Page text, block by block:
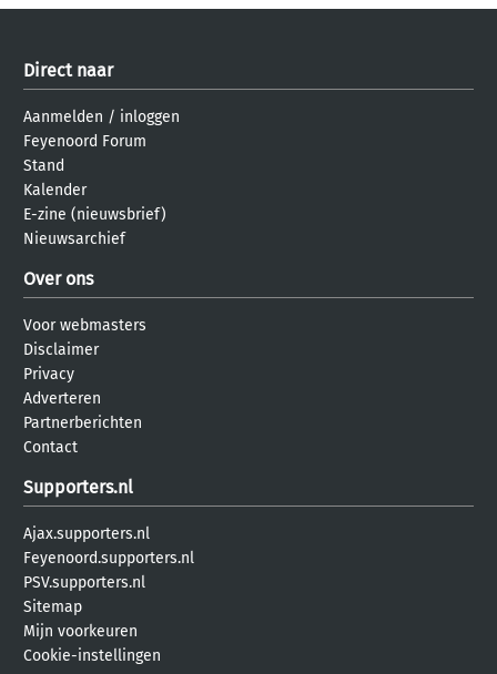
Direct naar
Aanmelden / inloggen
Feyenoord Forum
Stand
Kalender
E-zine (nieuwsbrief)
Nieuwsarchief
Over ons
Voor webmasters
Disclaimer
Privacy
Adverteren
Partnerberichten
Contact
Supporters.nl
Ajax.supporters.nl
Feyenoord.supporters.nl
PSV.supporters.nl
Sitemap
Mijn voorkeuren
Cookie-instellingen